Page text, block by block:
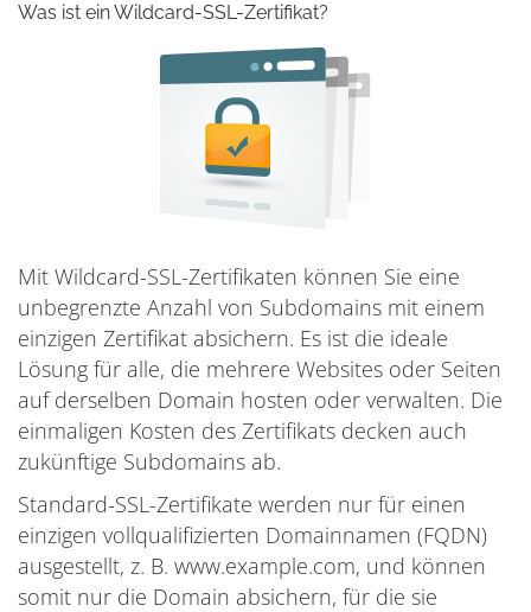
Was ist ein Wildcard-SSL-Zertifikat?
Mit Wildcard-SSL-Zertifikaten können Sie eine
unbegrenzte Anzahl von Subdomains mit einem
einzigen Zertifikat absichern. Es ist die ideale
Lösung für alle, die mehrere Websites oder Seiten
auf derselben Domain hosten oder verwalten. Die
einmaligen Kosten des Zertifikats decken auch
zukünftige Subdomains ab.
Standard-SSL-Zertifikate werden nur für einen
einzigen vollqualifizierten Domainnamen (FQDN)
ausgestellt, z. B. www.example.com, und können
somit nur die Domain absichern, für die sie